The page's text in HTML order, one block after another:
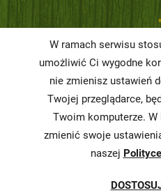
W ramach serwisu
umożliwić Ci wygodne
nie zmienisz ustawień
Twojej przeglądarce,
Twoim komputerze.
zmienić swoje
naszej